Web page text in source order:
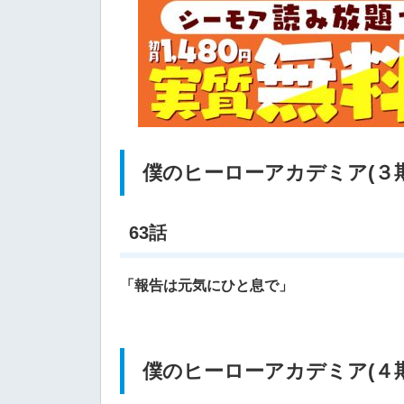
僕のヒーローアカデミア(３
63話
「報告は元気にひと息で」
僕のヒーローアカデミア(４